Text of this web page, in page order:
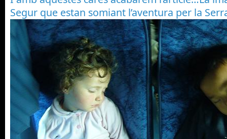
Segur que estan somiant l’aventura per la